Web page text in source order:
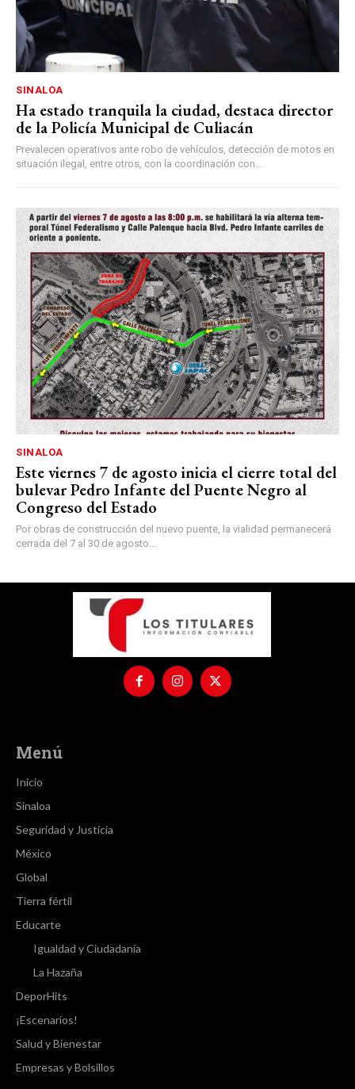
SINALOA
Ha estado tranquila la ciudad, destaca director
de la Policía Municipal de Culiacán
Prevalecen operativos ante robo de vehículos, detección de motos en
situación ilegal, entre otros, con la coordinación con...
SINALOA
Este viernes 7 de agosto inicia el cierre total del
bulevar Pedro Infante del Puente Negro al
Congreso del Estado
Por obras de construcción del nuevo puente, la vialidad permanecerá
cerrada del 7 al 30 de agosto...
Menú
Inicio
Sinaloa
Seguridad y Justicia
México
Global
Tierra fértil
Educarte
Igualdad y Ciudadanía
La Hazaña
DeporHits
¡Escenarios!
Salud y Bienestar
Empresas y Bolsillos